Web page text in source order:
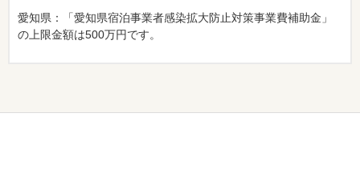
愛知県：「愛知県宿泊事業者感染拡大防止対策事業費補助金」
の上限金額は500万円です。